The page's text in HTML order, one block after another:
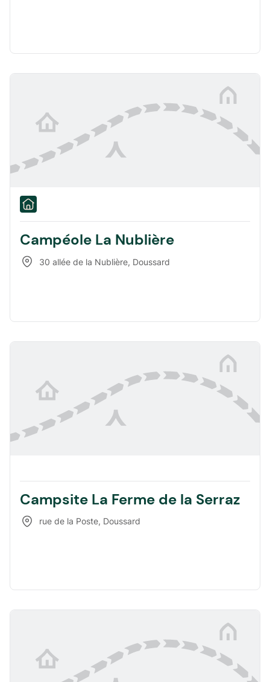
Campéole La Nublière
30 allée de la Nublière, Doussard
Campsite La Ferme de la Serraz
rue de la Poste, Doussard